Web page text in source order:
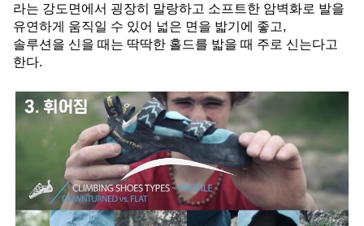
라는 강도면에서 굉장히 말랑하고 소프트한 암벽화로 발을
유연하게 움직일 수 있어 넓은 면을 밟기에 좋고,
솔루션을 신을 때는 딱딱한 홀드를 밟을 때 주로 신는다고
한다.